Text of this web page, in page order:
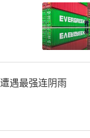
化盛宴
遇最强连阴雨